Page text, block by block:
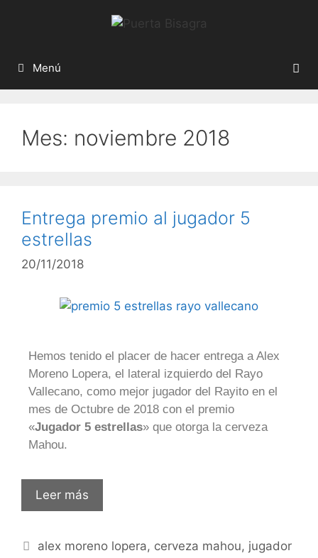
Menú
Mes: noviembre 2018
Entrega premio al jugador 5
estrellas
20/11/2018
Hemos tenido el placer de hacer entrega a Alex
Moreno Lopera, el lateral izquierdo del Rayo
Vallecano, como mejor jugador del Rayito en el
mes de Octubre de 2018 con el premio
«Jugador 5 estrellas» que otorga la cerveza
Mahou.
Leer más
alex moreno lopera, cerveza mahou, jugador